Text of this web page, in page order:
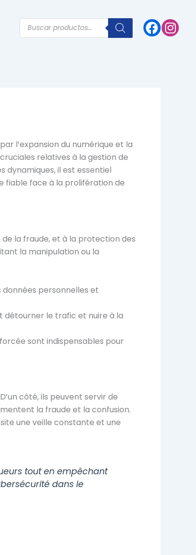
Products
search
l’expansion du numérique et la
relatives à la gestion de
dynamiques, il est essentiel
fiable face à la prolifération de
de la fraude, et à la protection des
la manipulation ou la
données personnelles et
détourner le trafic et nuire à la
sont indispensables pour
côté, ils peuvent servir de
la fraude et la confusion.
une veille constante et une
tout en empêchant
dans le